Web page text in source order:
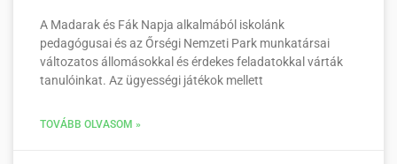
A Madarak és Fák Napja alkalmából iskolánk
pedagógusai és az Őrségi Nemzeti Park munkatársai
változatos állomásokkal és érdekes feladatokkal várták
tanulóinkat. Az ügyességi játékok mellett
TOVÁBB OLVASOM »